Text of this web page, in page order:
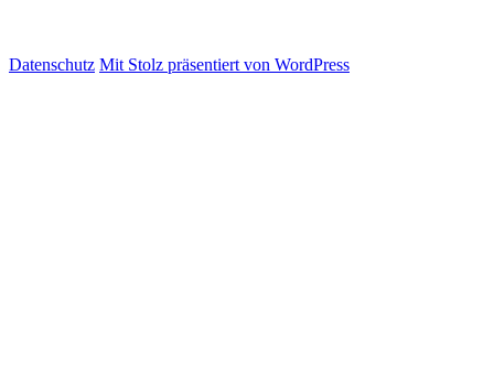
Datenschutz Mit Stolz präsentiert von WordPress